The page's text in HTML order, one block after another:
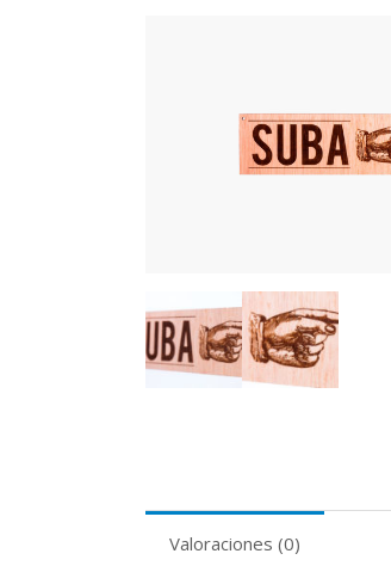
Valoraciones (0)